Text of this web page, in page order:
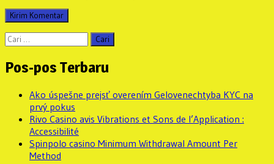
Cari
untuk:
Pos-pos Terbaru
Ako úspešne prejsť overením Gelovenechtyba KYC na
prvý pokus
Rivo Casino avis Vibrations et Sons de l’Application :
Accessibilité
Spinpolo casino Minimum Withdrawal Amount Per
Method